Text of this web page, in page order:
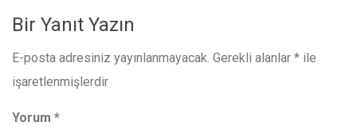
Bir Yanıt Yazın
E-posta adresiniz yayınlanmayacak. Gerekli alanlar * ile
işaretlenmişlerdir
Yorum *